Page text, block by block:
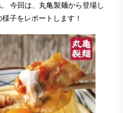
今回は、丸亀製麺から登場し
子をレポートします！